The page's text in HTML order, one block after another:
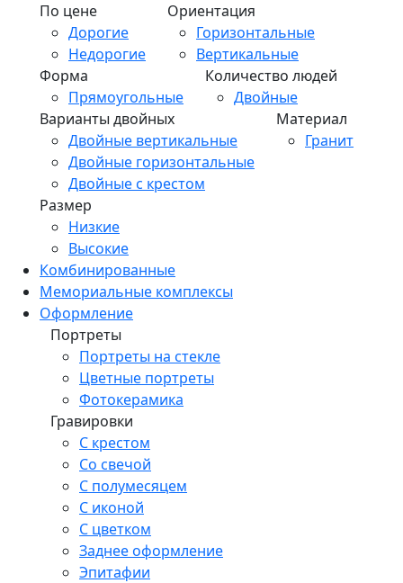
По цене
Дорогие
Недорогие
Ориентация
Горизонтальные
Вертикальные
Форма
Прямоугольные
Количество людей
Двойные
Варианты двойных
Двойные вертикальные
Двойные горизонтальные
Двойные с крестом
Материал
Гранит
Размер
Низкие
Высокие
Комбинированные
Мемориальные комплексы
Оформление
Портреты
Портреты на стекле
Цветные портреты
Фотокерамика
Гравировки
С крестом
Со свечой
С полумесяцем
С иконой
С цветком
Заднее оформление
Эпитафии